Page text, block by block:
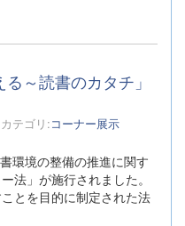
～読書のカタチ」
カテゴリ:コーナー展示
環境の整備の推進に関す
法」が施行されました。
とを目的に制定された法